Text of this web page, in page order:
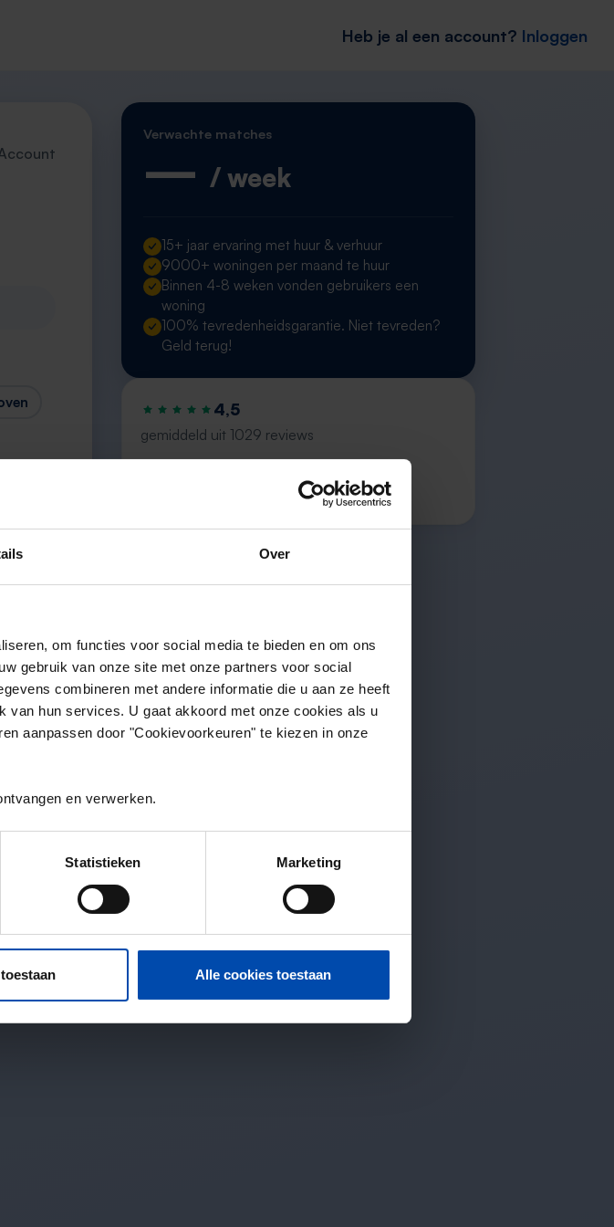
Over
om functies voor social media te bieden en om ons
gebruik van onze site met onze partners voor social
combineren met andere informatie die u aan ze heeft
van hun services. U gaat akkoord met onze cookies als u
aanpassen door "Cookievoorkeuren" te kiezen in onze
en verwerken.
Statistieken Marketing
Alle cookies toestaan
Heb je al een account? Inloggen
Verwachte matches
— / week
15+ jaar ervaring met huur & verhuur
9000+ woningen per maand te huur
Binnen 4-8 weken vonden gebruikers een
woning
100% tevredenheidsgarantie. Niet tevreden?
Geld terug!
4,5
gemiddeld uit 1029 reviews